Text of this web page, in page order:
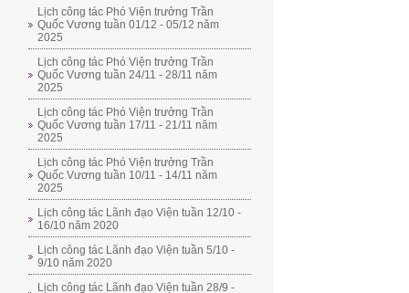
Lịch công tác Phó Viện trưởng Trần
Quốc Vương tuần 01/12 - 05/12 năm
2025
Lịch công tác Phó Viện trưởng Trần
Quốc Vương tuần 24/11 - 28/11 năm
2025
Lịch công tác Phó Viện trưởng Trần
Quốc Vương tuần 17/11 - 21/11 năm
2025
Lịch công tác Phó Viện trưởng Trần
Quốc Vương tuần 10/11 - 14/11 năm
2025
Lịch công tác Lãnh đạo Viện tuần 12/10 -
16/10 năm 2020
Lịch công tác Lãnh đạo Viện tuần 5/10 -
9/10 năm 2020
Lịch công tác Lãnh đạo Viện tuần 28/9 -